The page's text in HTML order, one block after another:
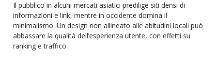
Il pubblico in alcuni mercati asiatici predilige siti densi di
informazioni e link, mentre in occidente domina il
minimalismo. Un design non allineato alle abitudini locali può
abbassare la qualità dell’esperienza utente, con effetti su
ranking e traffico.